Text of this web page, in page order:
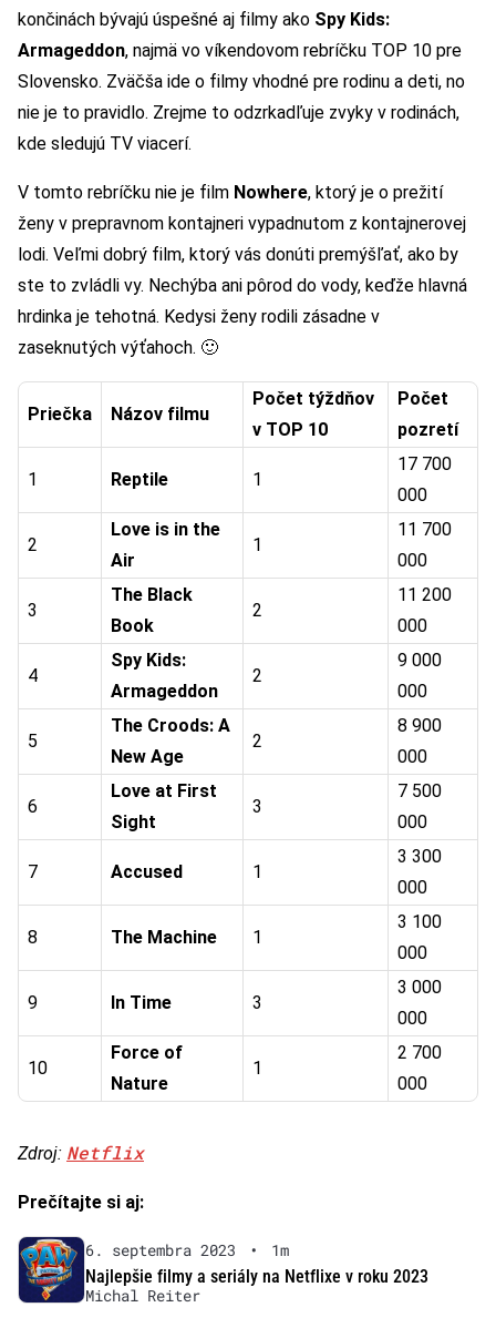
končinách bývajú úspešné aj filmy ako Spy Kids:
Armageddon, najmä vo víkendovom rebríčku TOP 10 pre
Slovensko. Zväčša ide o filmy vhodné pre rodinu a deti, no
nie je to pravidlo. Zrejme to odzrkadľuje zvyky v rodinách,
kde sledujú TV viacerí.
V tomto rebríčku nie je film Nowhere, ktorý je o prežití
ženy v prepravnom kontajneri vypadnutom z kontajnerovej
lodi. Veľmi dobrý film, ktorý vás donúti premýšľať, ako by
ste to zvládli vy. Nechýba ani pôrod do vody, keďže hlavná
hrdinka je tehotná. Kedysi ženy rodili zásadne v
zaseknutých výťahoch. 🙂
Priečka Názov filmu
Počet týždňov
v TOP 10
Počet
pozretí
1 Reptile 1
17 700
000
2
Love is in the
Air
1
11 700
000
3
The Black
Book
2
11 200
000
4
Spy Kids:
Armageddon
2
9 000
000
5
The Croods: A
New Age
2
8 900
000
6
Love at First
Sight
3
7 500
000
7 Accused 1
3 300
000
8 The Machine 1
3 100
000
9 In Time 3
3 000
000
10
Force of
Nature
1
2 700
000
Zdroj: Netflix
Prečítajte si aj:
6. septembra 2023 •
1m
Najlepšie filmy a seriály na Netflixe v roku 2023
Michal Reiter